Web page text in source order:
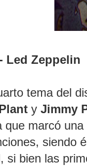
Led Zeppelin
tema del
y Jimmy
que marcó
siendo
si bien las